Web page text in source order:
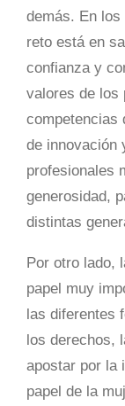
demás. En los
reto está en
confianza y
valores de los
competencias
de innovación
profesionales
generosidad,
distintas
Por otro lado,
papel muy
las diferentes
los derechos,
apostar por la
papel de la